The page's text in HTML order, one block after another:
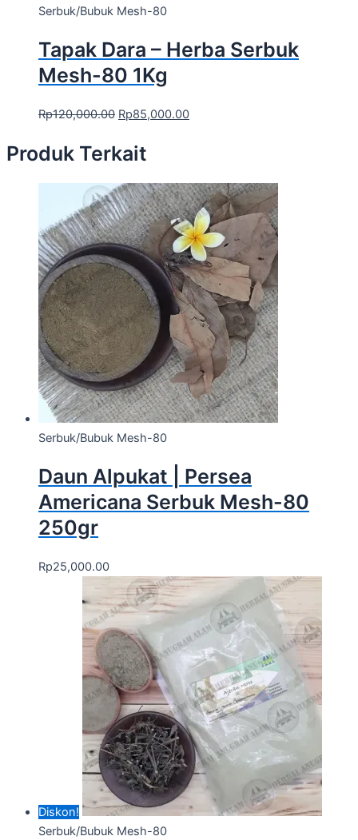
Serbuk/Bubuk Mesh-80
Tapak Dara – Herba Serbuk
Mesh-80 1Kg
Rp120,000.00 Rp85,000.00
Produk Terkait
Serbuk/Bubuk Mesh-80
Daun Alpukat | Persea
Americana Serbuk Mesh-80
250gr
Rp25,000.00
Diskon!
Serbuk/Bubuk Mesh-80